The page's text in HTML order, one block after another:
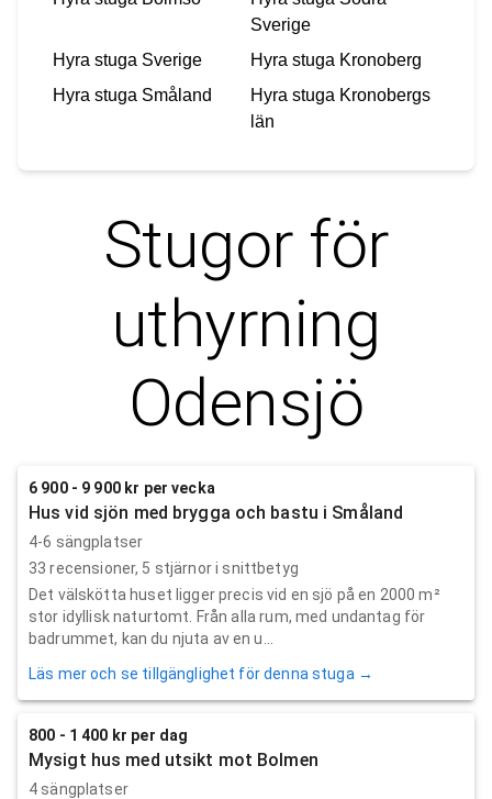
Sverige
Hyra stuga Sverige Hyra stuga Kronoberg
Hyra stuga Småland Hyra stuga Kronobergs
län
Stugor för
uthyrning
Odensjö
6 900 - 9 900 kr per vecka
Hus vid sjön med brygga och bastu i Småland
4-6 sängplatser
33 recensioner, 5 stjärnor i snittbetyg
Det välskötta huset ligger precis vid en sjö på en 2000 m²
stor idyllisk naturtomt. Från alla rum, med undantag för
badrummet, kan du njuta av en u...
Läs mer och se tillgänglighet för denna stuga →
800 - 1 400 kr per dag
Mysigt hus med utsikt mot Bolmen
4 sängplatser